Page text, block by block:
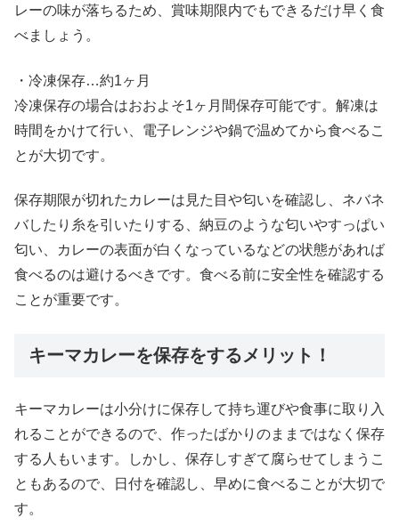
レーの味が落ちるため、賞味期限内でもできるだけ早く食
べましょう。
・冷凍保存…約1ヶ月
冷凍保存の場合はおおよそ1ヶ月間保存可能です。解凍は
時間をかけて行い、電子レンジや鍋で温めてから食べるこ
とが大切です。
保存期限が切れたカレーは見た目や匂いを確認し、ネバネ
バしたり糸を引いたりする、納豆のような匂いやすっぱい
匂い、カレーの表面が白くなっているなどの状態があれば
食べるのは避けるべきです。食べる前に安全性を確認する
ことが重要です。
キーマカレーを保存をするメリット！
キーマカレーは小分けに保存して持ち運びや食事に取り入
れることができるので、作ったばかりのままではなく保存
する人もいます。しかし、保存しすぎて腐らせてしまうこ
ともあるので、日付を確認し、早めに食べることが大切で
す。